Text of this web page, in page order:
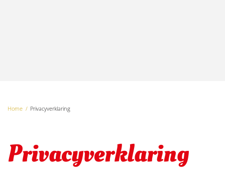
Home Privacyverklaring
Privacyverklaring